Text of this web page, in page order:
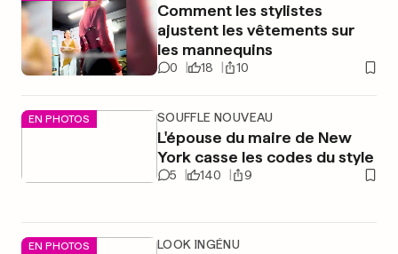
Comment les stylistes
ajustent les vêtements sur
les mannequins
0 18 10
EN PHOTOS SOUFFLE NOUVEAU
L'épouse du maire de New
York casse les codes du style
5 140 9
EN PHOTOS LOOK INGÉNU